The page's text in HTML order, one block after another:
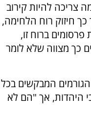
צריכה להיות קירוב
כך חיזוק רוח הלחימה,
ברוח זו,
כך מצווה שלא לומר
המבקשים בכל
היהדות, אך "הם לא